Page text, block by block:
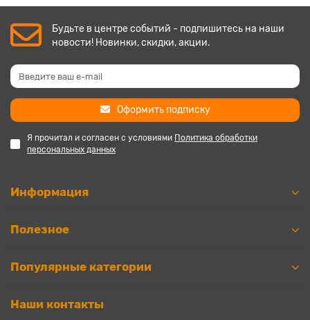
Будьте в центре событий - подпишитесь на наши
новости! Новинки, скидки, акции.
Оформить подписку
Я прочитал и согласен с условиями Политика обработки
персональных данных
Информация
Полезное
Популярные категории
Наши контакты